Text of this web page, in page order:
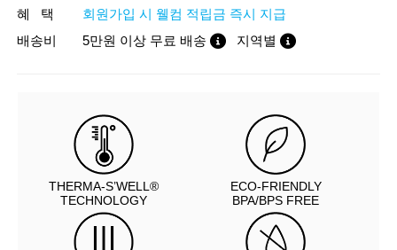
혜 택
회원가입 시 웰컴 적립금 즉시 지급
배송비
5만원 이상 무료 배송 지역별
THERMA-S’WELL®
TECHNOLOGY
ECO-FRIENDLY
BPA/BPS FREE